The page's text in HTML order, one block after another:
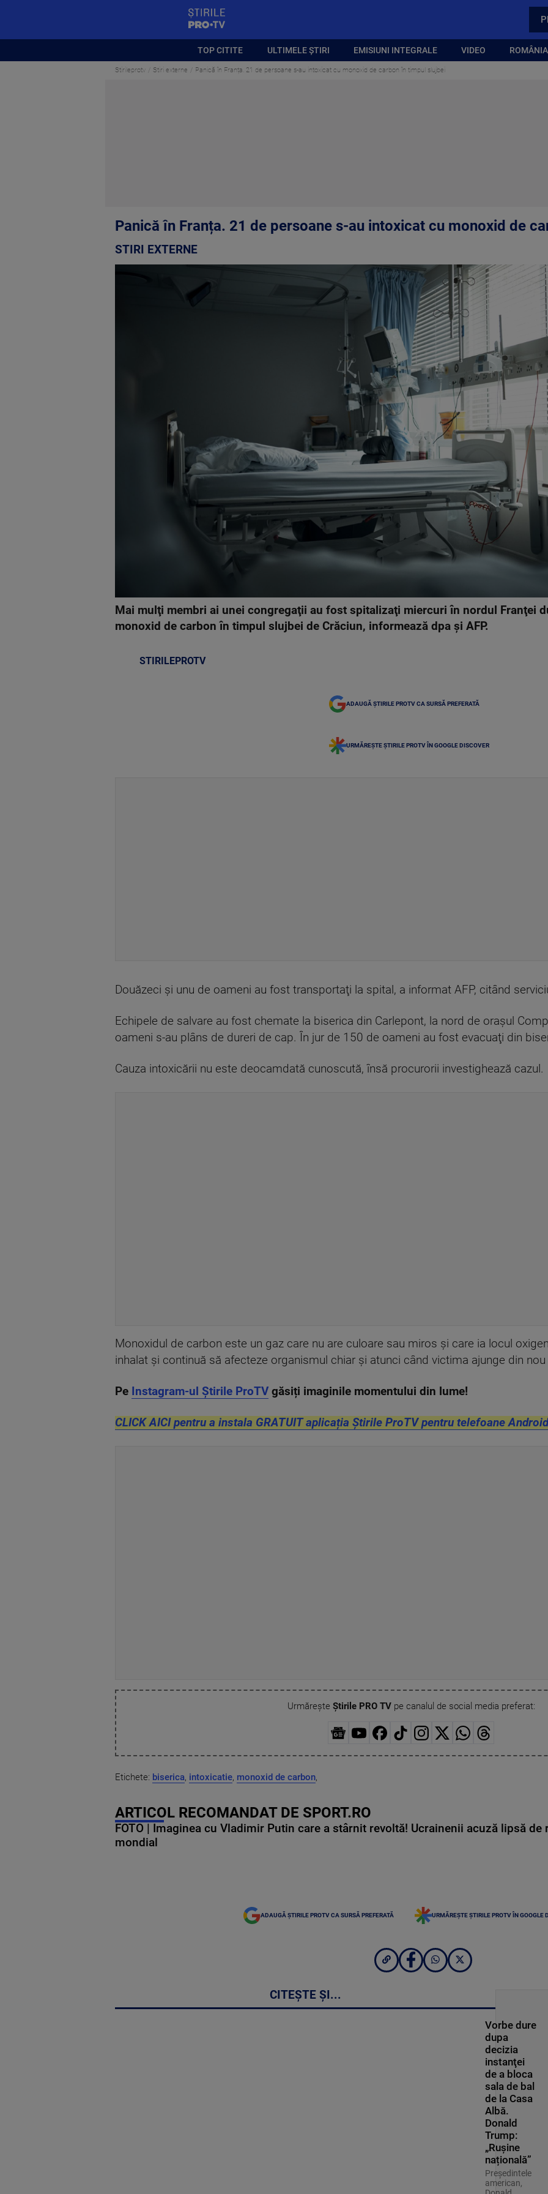
TOP CITITE ULTIMELE ȘTIRI EMISIUNI INTEGRALE VIDEO
Stirileprotv Stiri externe Panică în Franța. 21 de persoane s-au intoxicat cu monoxid de carbon în timpul slujbei
Panică în Franța. 21 de persoane s-au intoxicat cu monoxid de
STIRI EXTERNE
Mai mulţi membri ai unei congregaţii au fost spitalizaţi miercuri în nordul Franţei
monoxid de carbon în timpul slujbei de Crăciun, informează dpa şi AFP.
STIRILEPROTV
ADAUGĂ ȘTIRILE PROTV CA SURSĂ PREFERATĂ
URMĂREȘTE ȘTIRILE PROTV ÎN GOOGLE DISCOVER
Douăzeci şi unu de oameni au fost transportaţi la spital, a informat AFP, citând
Echipele de salvare au fost chemate la biserica din Carlepont, la nord de oraşul
oameni s-au plâns de dureri de cap. În jur de 150 de oameni au fost evacuaţi din
Cauza intoxicării nu este deocamdată cunoscută, însă procurorii investighează cazul.
Monoxidul de carbon este un gaz care nu are culoare sau miros şi care ia locul
inhalat şi continuă să afecteze organismul chiar şi atunci când victima ajunge din nou
Pe Instagram-ul Știrile ProTV găsiți imaginile momentului din lume!
CLICK AICI pentru a instala GRATUIT aplicația Știrile ProTV pentru telefoane
Urmărește Știrile PRO TVpe canalul de social media preferat:
Etichete: biserica, intoxicatie, monoxid de carbon,
ARTICOL RECOMANDAT DE SPORT.RO
FOTO | Imaginea cu Vladimir Putin care a stârnit revoltă! Ucrainenii acuză lipsă de
mondial
ADAUGĂ ȘTIRILE PROTV CA SURSĂ PREFERATĂ URMĂREȘTE ȘTIRILE PROTV ÎN GOOGLE
CITEȘTE ȘI...
Vorbe dure
dupa
decizia
instanţei
de a bloca
sala de bal
de la Casa
Albă.
Donald
Trump:
„Rușine
națională”
Preşedintele
american,